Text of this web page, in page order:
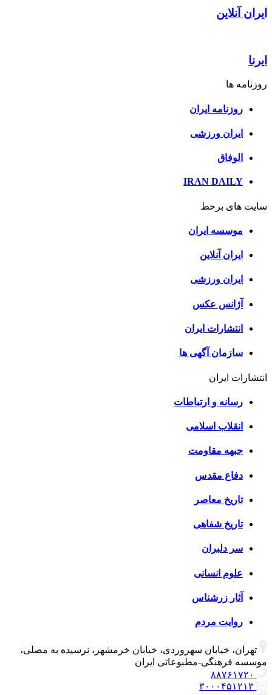
ایران آنلاین
ایرنا
روزنامه ها
روزنامه ایران
ایران ورزشی
الوفاق
IRAN DAILY
سایت های برخط
موسسه ایران
ایران آنلاین
ایران ورزشی
آژانس عکس
انتشارات ایران
سازمان آگهی ها
انتشارات ایران
رسانه و ارتباطات
انقلاب اسلامی
جبهه مقاومت
دفاع مقدس
تاریخ معاصر
تاریخ شفاهی
سر دلبران
علوم انسانی
آثار زرشناس
روایت مردم
تهران، خیابان سهروردی، خیابان خرمشهر، نرسیده به مصلی،
موسسه فرهنگی-مطبوعاتی ایران